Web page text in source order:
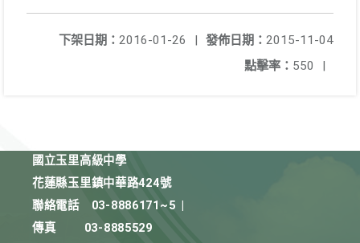
發佈日期： 2015-11-04
下架日期： 2016-01-26
|
點擊率： 550 |
國立玉里高級中學
花蓮縣玉里鎮中華路424號
聯絡電話
03-8886171~5
傳真
03-8885529